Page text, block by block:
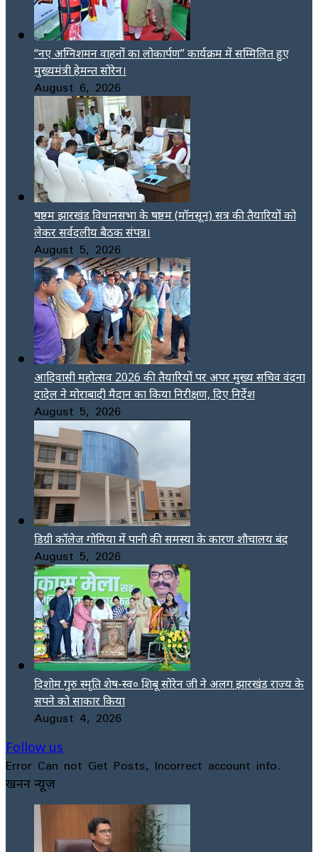
“नए अग्निशमन वाहनों का लोकार्पण” कार्यक्रम में सम्मिलित हुए
मुख्यमंत्री हेमन्त सोरेन।
August 6, 2026
षष्ठम झारखंड विधानसभा के षष्ठम (मॉनसून) सत्र की तैयारियों को
लेकर सर्वदलीय बैठक संपन्न।
August 5, 2026
आदिवासी महोत्सव 2026 की तैयारियों पर अपर मुख्य सचिव वंदना
दादेल ने मोराबादी मैदान का किया निरीक्षण, दिए निर्देश
August 5, 2026
डिग्री कॉलेज गोमिया में पानी की समस्या के कारण शौचालय बंद
August 5, 2026
दिशोम गुरु स्मृति शेष-स्व० शिबू सोरेन जी ने अलग झारखंड राज्य के
सपने को साकार किया
August 4, 2026
Follow us
Error Can not Get Posts, Incorrect account info.
खनन न्यूज़